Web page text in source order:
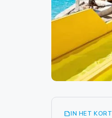
summarizeIN HET KORT